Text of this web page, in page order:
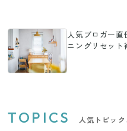
人気ブロガー
ニングリセット
TOPICS 人気トピック